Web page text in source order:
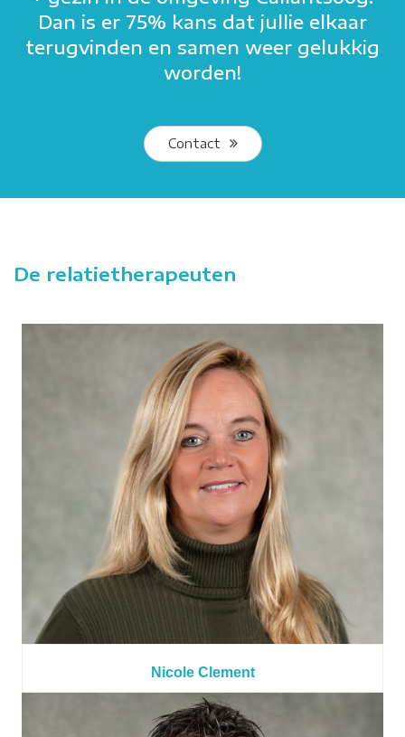
Dan is er 75% kans dat jullie elkaar
terugvinden en samen weer gelukkig
worden!
Contact
De relatietherapeuten
Nicole Clement